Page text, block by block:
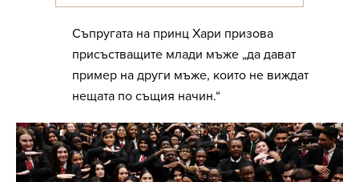
Съпругата на принц Хари призова
присъстващите млади мъже „да дават
пример на други мъже, които не виждат
нещата по същия начин.“